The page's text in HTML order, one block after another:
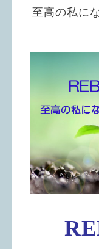
至高の私に